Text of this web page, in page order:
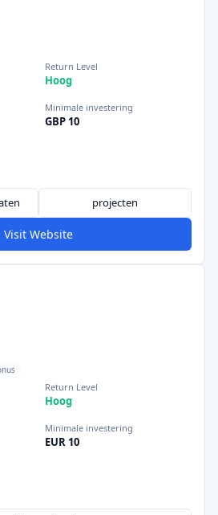
Return Level
Hoog
Minimale investering
GBP 10
projecten
Visit Website
Return Level
Hoog
Minimale investering
EUR 10